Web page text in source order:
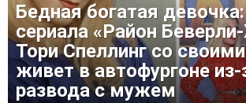
Бедная богатая
сериала «Район
Тори Спеллинг со
живет в автофургоне из-
развода с мужем